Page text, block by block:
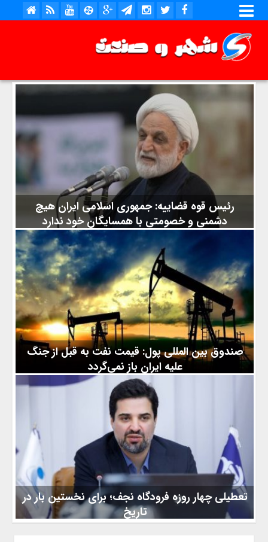
رئیس قوه قضاییه: جمهوری اسلامی ایران هیچ
دشمنی و خصومتی با همسایگان خود ندارد
به گزارش شهر و صنعت، رئیس قوه قضاییه روابط ایران با همسایگان
را دوستانه و عمیق دانست و گفت: جمهوری اسلامی ایران هیچ
دشمنی و خصومتی با همسایگان خود ندارد و آنها را دوست می‌انگارد.
رئیس قوه قضاییه: جمهوری اسلامی ایران هیچ دشمنی و خصومتی با
همسایگان خود ندارد علی‌الزیدی نخست‌وزیر عراق که به ایران سفر
کرده است، در جریان دیدارها و نشست‌های خود با مقامات کشورمان،
با حجت‌الاسلام والمسلمین محسنی‌اژه‌ای، رئیس
صندوق بین المللی پول: قیمت نفت به قبل از جنگ
علیه ایران باز نمی‌گردد
به گزارش شهر و صنعت از اسپوتنیک، صندوق بین‌ المللی پول اعلام
کرد که قیمت نفت تحت تأثیر تداوم تنش‌ها، تا مدت‌ها شاهد ثبات و
قیمت‌های پیش از عملیات‌ نظامی علیه ایران نخواهد بود. صندوق بین
المللی پول: قیمت نفت به قبل از جنگ علیه ایران باز نمی‌گردد «جولی
کوزاک»، مدیر بخش ارتباطات صندوق بین‌ المللی پول (IMF) در
کنفرانسی مطبوعاتی، دورنمایی نگران‌کننده‌ از بازار انرژی ارائه کرد. وی
با تأکید بر اینکه سناریوی بازگشت
تعطیلی چهار روزه فرودگاه نجف؛ برای نخستین بار در
تاریخ